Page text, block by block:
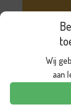
Wij
aan